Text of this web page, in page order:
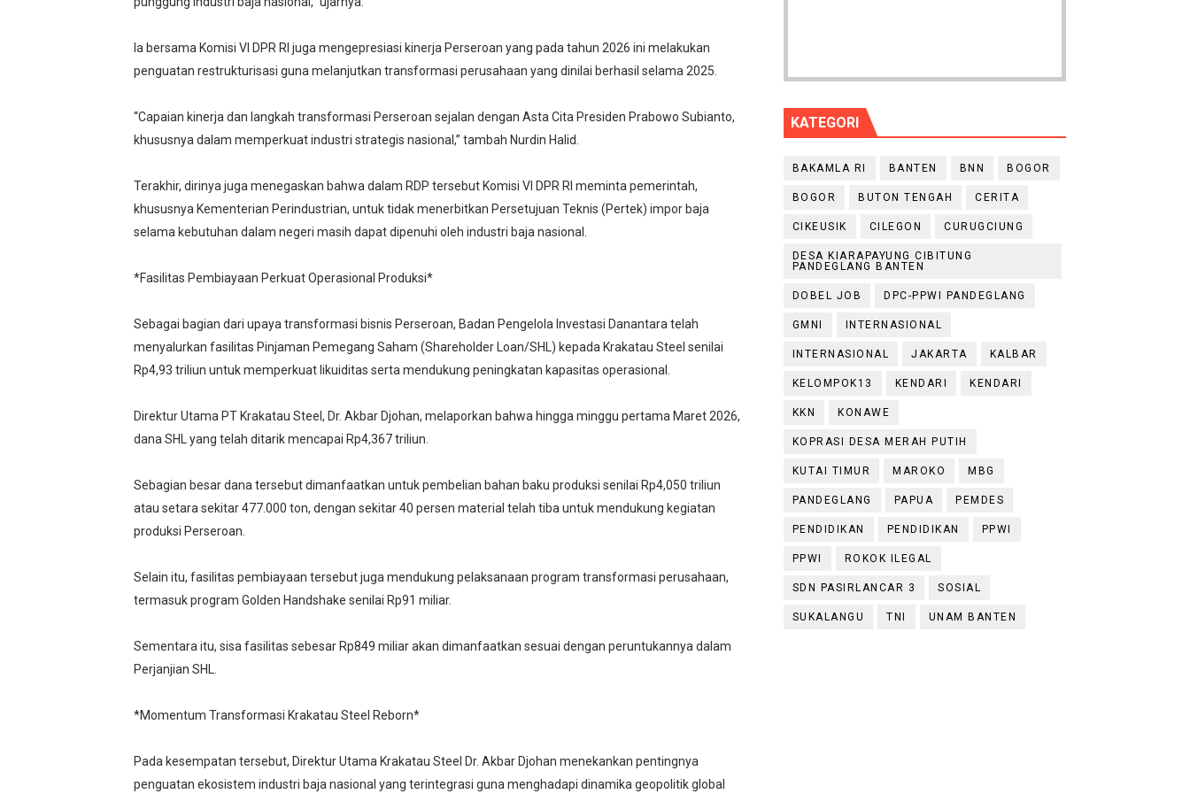
Ia bersama Komisi VI DPR RI juga mengepresiasi kinerja Perseroan yang pada tahun 2026 ini melakukan
penguatan restrukturisasi guna melanjutkan transformasi perusahaan yang dinilai berhasil selama 2025.
“Capaian kinerja dan langkah transformasi Perseroan sejalan dengan Asta Cita Presiden Prabowo Subianto,
khususnya dalam memperkuat industri strategis nasional,” tambah Nurdin Halid.
Terakhir, dirinya juga menegaskan bahwa dalam RDP tersebut Komisi VI DPR RI meminta pemerintah,
khususnya Kementerian Perindustrian, untuk tidak menerbitkan Persetujuan Teknis (Pertek) impor baja
selama kebutuhan dalam negeri masih dapat dipenuhi oleh industri baja nasional.
*Fasilitas Pembiayaan Perkuat Operasional Produksi*
Sebagai bagian dari upaya transformasi bisnis Perseroan, Badan Pengelola Investasi Danantara telah
menyalurkan fasilitas Pinjaman Pemegang Saham (Shareholder Loan/SHL) kepada Krakatau Steel senilai
Rp4,93 triliun untuk memperkuat likuiditas serta mendukung peningkatan kapasitas operasional.
Direktur Utama PT Krakatau Steel, Dr. Akbar Djohan, melaporkan bahwa hingga minggu pertama Maret 2026,
dana SHL yang telah ditarik mencapai Rp4,367 triliun.
Sebagian besar dana tersebut dimanfaatkan untuk pembelian bahan baku produksi senilai Rp4,050 triliun
atau setara sekitar 477.000 ton, dengan sekitar 40 persen material telah tiba untuk mendukung kegiatan
produksi Perseroan.
Selain itu, fasilitas pembiayaan tersebut juga mendukung pelaksanaan program transformasi perusahaan,
termasuk program Golden Handshake senilai Rp91 miliar.
Sementara itu, sisa fasilitas sebesar Rp849 miliar akan dimanfaatkan sesuai dengan peruntukannya dalam
Perjanjian SHL.
*Momentum Transformasi Krakatau Steel Reborn*
Pada kesempatan tersebut, Direktur Utama Krakatau Steel Dr. Akbar Djohan menekankan pentingnya
penguatan ekosistem industri baja nasional yang terintegrasi guna menghadapi dinamika geopolitik global
KATEGORI
BAKAMLA RI BANTEN BNN BOGOR
BOGOR BUTON TENGAH CERITA
CIKEUSIK CILEGON CURUGCIUNG
DESA KIARAPAYUNG CIBITUNG
PANDEGLANG BANTEN
DOBEL JOB DPC-PPWI PANDEGLANG
GMNI INTERNASIONAL
INTERNASIONAL JAKARTA KALBAR
KELOMPOK13 KENDARI KENDARI
KKN KONAWE
KOPRASI DESA MERAH PUTIH
KUTAI TIMUR MAROKO MBG
PANDEGLANG PAPUA PEMDES
PENDIDIKAN PENDIDIKAN PPWI
PPWI ROKOK ILEGAL
SDN PASIRLANCAR 3 SOSIAL
SUKALANGU TNI UNAM BANTEN